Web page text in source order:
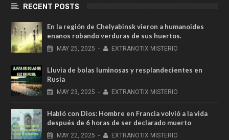
RECENT POSTS
En la región de Chelyabinsk vieron a humanoides
enanos robando verduras de sus huertos.
MAY 25, 2025 - EXTRANOTIX MISTERIO
Lluvia de bolas luminosas y resplandecientes en
Rusia
MAY 23, 2025 - EXTRANOTIX MISTERIO
Habló con Dios: Hombre en Francia volvió a la vida
después de 6 horas de ser declarado muerto
MAY 22, 2025 - EXTRANOTIX MISTERIO